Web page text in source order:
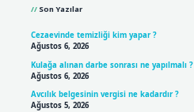
Son Yazılar
Cezaevinde temizliği kim yapar ?
Ağustos 6, 2026
Kulağa alınan darbe sonrası ne yapılmalı ?
Ağustos 6, 2026
Avcılık belgesinin vergisi ne kadardır ?
Ağustos 5, 2026